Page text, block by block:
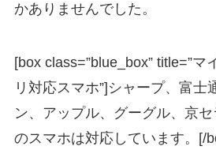
かありませんでした。
[box class=”blue_box” title=”マ
リ対応スマホ”]シャープ、富士
ン、アップル、グーグル、京
のスマホは対応しています。[/